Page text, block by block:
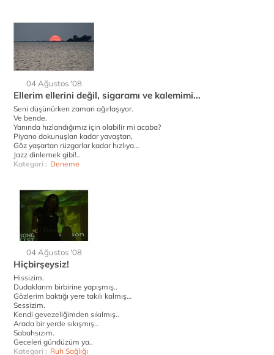
04 Ağustos '08
Ellerim ellerini değil, sigaramı ve kalemimi...
Seni düşünürken zaman ağırlaşıyor.
Ve bende.
Yanında hızlandığımız için olabilir mi acaba?
Piyano dokunuşları kadar yavaştan,
Göz yaşartan rüzgarlar kadar hızlıya…
Jazz dinlemek gibi!..
Kategori : Deneme
04 Ağustos '08
Hiçbirşeysiz!
Hissizim.
Dudaklarım birbirine yapışmış..
Gözlerim baktığı yere takılı kalmış…
Sessizim.
Kendi gevezeliğimden sıkılmış..
Arada bir yerde sıkışmış…
Sabahsızım.
Geceleri gündüzüm ya..
Kategori : Ruh Sağlığı